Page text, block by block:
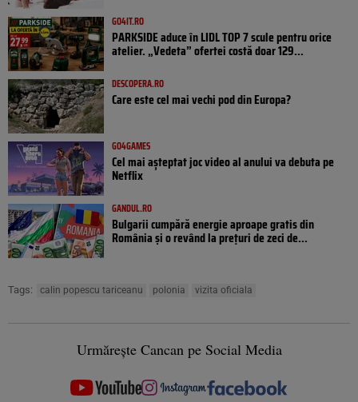
GO4IT.RO
PARKSIDE aduce în LIDL TOP 7 scule pentru orice
atelier. „Vedeta” ofertei costă doar 129...
DESCOPERA.RO
Care este cel mai vechi pod din Europa?
GO4GAMES
Cel mai așteptat joc video al anului va debuta pe
Netflix
GANDUL.RO
Bulgarii cumpără energie aproape gratis din
România și o revând la prețuri de zeci de...
Tags: calin popescu tariceanu polonia vizita oficiala
Urmărește Cancan pe Social Media